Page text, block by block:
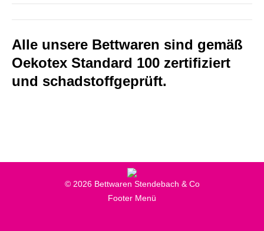
Alle unsere Bettwaren sind gemäß
Oekotex Standard 100 zertifiziert
und schadstoffgeprüft.
© 2026 Bettwaren Stendebach & Co
Footer Menü